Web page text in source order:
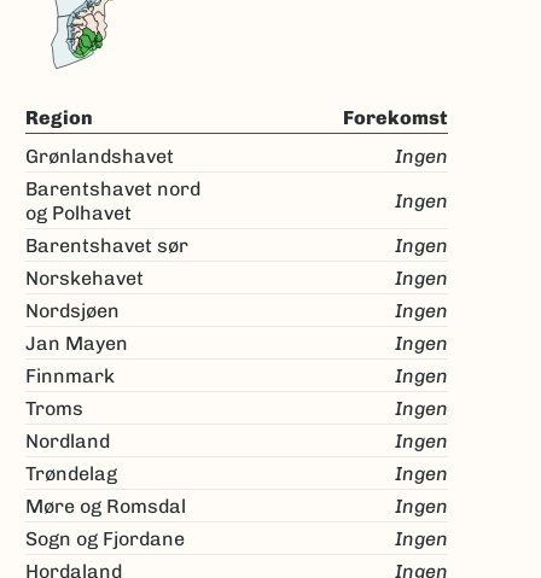
Region
Forekomst
Grønlandshavet
Ingen
Barentshavet nord
og Polhavet
Ingen
Barentshavet sør
Ingen
Norskehavet
Ingen
Nordsjøen
Ingen
Jan Mayen
Ingen
Finnmark
Ingen
Troms
Ingen
Nordland
Ingen
Trøndelag
Ingen
Møre og Romsdal
Ingen
Sogn og Fjordane
Ingen
Hordaland
Ingen